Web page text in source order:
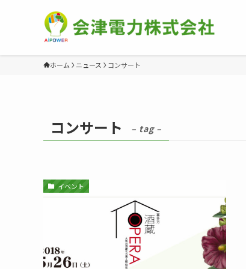
ホーム ニュース コンサート
コンサート – tag –
イベント